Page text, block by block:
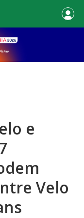
e
Velo